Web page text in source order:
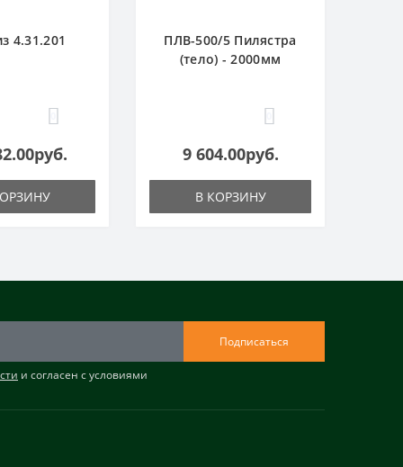
4.31.201
ПЛВ-500/5 Пилястра
(тело) - 2000мм
9 604.00руб.
В КОРЗИНУ
Подписаться
и согласен с условиями